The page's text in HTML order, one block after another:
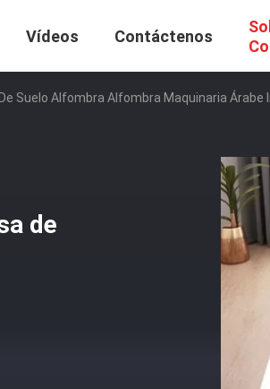
Vídeos Contáctenos
Suelo Alfombra Alfombra Maquinaria
de